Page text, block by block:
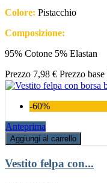
Colore: Pistacchio
Composizione:
95% Cotone 5% Elastan
Prezzo 7,98 € Prezzo base
-60%
Anteprima
Aggiungi al carrello
Vestito felpa con...